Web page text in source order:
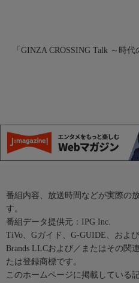
「GINZA CROSSING Talk ～時代
番組内容、放送時間などが実際の
す。
番組データ提供元：IPG Inc.
TiVo、Gガイド、G-GUIDE、およ
Brands LLCおよび／またはその関
たは登録商標です。
このホームページに掲載している